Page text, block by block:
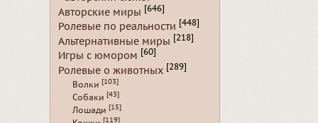
Авторские миры [646]
Ролевые по реальности [448]
Альтернативные миры [218]
Игры с юмором [60]
Ролевые о животных [289]
Волки [103]
Собаки [43]
Лошади [15]
[119]